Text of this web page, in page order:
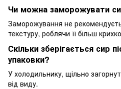
Чи можна заморожувати
Заморожування не
текстуру, роблячи її більш
Скільки зберігається сир
упаковки?
У холодильнику, щільно
від виду.